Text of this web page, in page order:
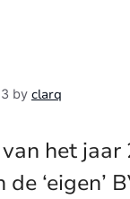
by clarq
het jaar
de